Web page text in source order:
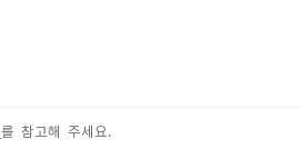
를 참고해 주세요.